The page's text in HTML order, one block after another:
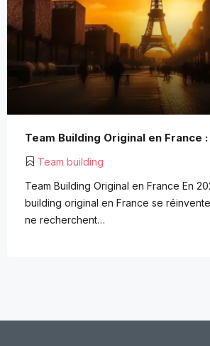
Team building
Team Building Original en France En
building original en France se
ne recherchent…